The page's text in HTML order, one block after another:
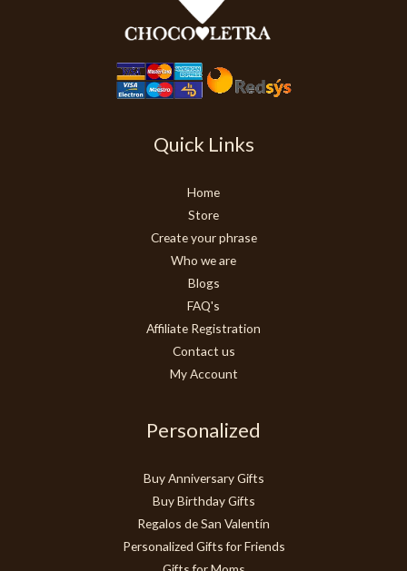
Quick Links
Home
Store
Create your phrase
Who we are
Blogs
FAQ's
Affiliate Registration
Contact us
My Account
Personalized
Buy Anniversary Gifts
Buy Birthday Gifts
Regalos de San Valentín
Personalized Gifts for Friends